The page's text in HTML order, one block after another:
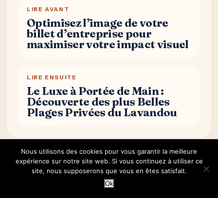
LIRE AVANT
Optimisez l’image de votre
billet d’entreprise pour
maximiser votre impact visuel
LIRE ENSUITE
Le Luxe à Portée de Main :
Découverte des plus Belles
Plages Privées du Lavandou
Continuer dans le meme
Nous utilisons des cookies pour vous garantir la meilleure
expérience sur notre site web. Si vous continuez à utiliser ce
site, nous supposerons que vous en êtes satisfait.
Ok